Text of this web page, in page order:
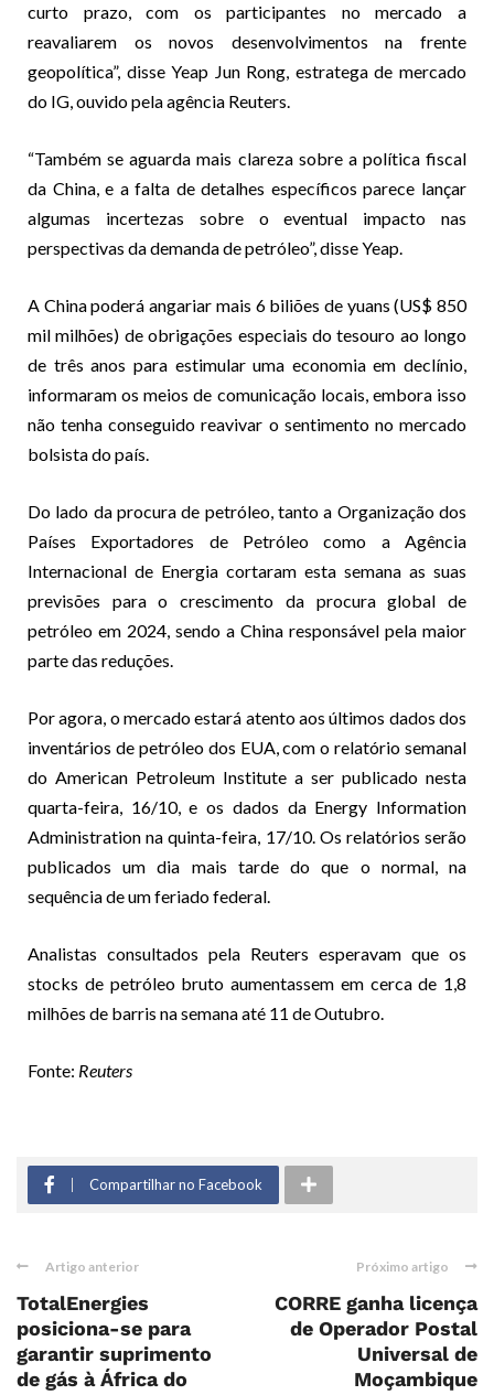
curto prazo, com os participantes no mercado a
reavaliarem os novos desenvolvimentos na frente
geopolítica”, disse Yeap Jun Rong, estratega de mercado
do IG, ouvido pela agência Reuters.
“Também se aguarda mais clareza sobre a política fiscal
da China, e a falta de detalhes específicos parece lançar
algumas incertezas sobre o eventual impacto nas
perspectivas da demanda de petróleo”, disse Yeap.
A China poderá angariar mais 6 biliões de yuans (US$ 850
mil milhões) de obrigações especiais do tesouro ao longo
de três anos para estimular uma economia em declínio,
informaram os meios de comunicação locais, embora isso
não tenha conseguido reavivar o sentimento no mercado
bolsista do país.
Do lado da procura de petróleo, tanto a Organização dos
Países Exportadores de Petróleo como a Agência
Internacional de Energia cortaram esta semana as suas
previsões para o crescimento da procura global de
petróleo em 2024, sendo a China responsável pela maior
parte das reduções.
Por agora, o mercado estará atento aos últimos dados dos
inventários de petróleo dos EUA, com o relatório semanal
do American Petroleum Institute a ser publicado nesta
quarta-feira, 16/10, e os dados da Energy Information
Administration na quinta-feira, 17/10. Os relatórios serão
publicados um dia mais tarde do que o normal, na
sequência de um feriado federal.
Analistas consultados pela Reuters esperavam que os
stocks de petróleo bruto aumentassem em cerca de 1,8
milhões de barris na semana até 11 de Outubro.
Fonte: Reuters
Compartilhar no Facebook
Artigo anterior
TotalEnergies
posiciona-se para
garantir suprimento
de gás à África do
Próximo artigo
CORRE ganha licença
de Operador Postal
Universal de
Moçambique